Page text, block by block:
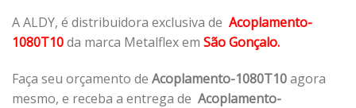
A ALDY, é distribuidora exclusiva de Acoplamento-
1080T10da marca Metalflex em São Gonçalo.
Faça seu orçamento de Acoplamento-1080T10agora
mesmo, e receba a entrega de Acoplamento-